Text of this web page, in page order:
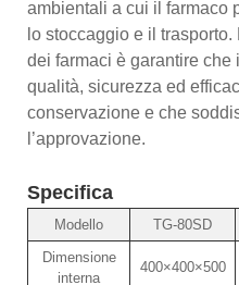
ambientali a cui il farmaco
lo stoccaggio e il
dei farmaci è garantire che
qualità, sicurezza ed
conservazione e che
l’approvazione.
Specifica
Modello TG-80SD
Dimensione
interna
400×400×500